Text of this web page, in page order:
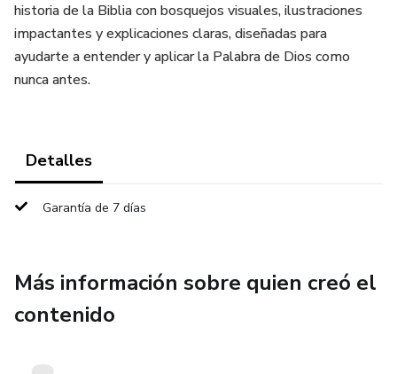
historia de la Biblia con bosquejos visuales, ilustraciones
impactantes y explicaciones claras, diseñadas para
ayudarte a entender y aplicar la Palabra de Dios como
nunca antes.
Detalles
Garantía de 7 días
Más información sobre quien creó el
contenido